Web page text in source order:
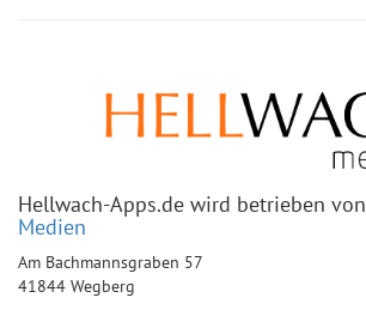
Hellwach-Apps.de wird betrieben von
Medien
Am Bachmannsgraben 57
41844 Wegberg